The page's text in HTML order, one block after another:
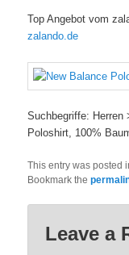
Top Angebot vom
zalando.de
Suchbegriffe:
Poloshirt, 100%
This entry was posted
Bookmark the
Leave a